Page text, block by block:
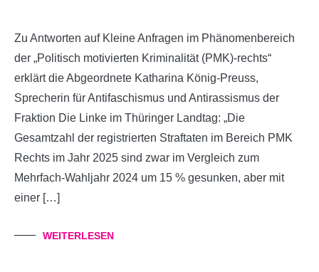
Zu Antworten auf Kleine Anfragen im Phänomenbereich
der „Politisch motivierten Kriminalität (PMK)-rechts“
erklärt die Abgeordnete Katharina König-Preuss,
Sprecherin für Antifaschismus und Antirassismus der
Fraktion Die Linke im Thüringer Landtag: „Die
Gesamtzahl der registrierten Straftaten im Bereich PMK
Rechts im Jahr 2025 sind zwar im Vergleich zum
Mehrfach-Wahljahr 2024 um 15 % gesunken, aber mit
einer […]
WEITERLESEN